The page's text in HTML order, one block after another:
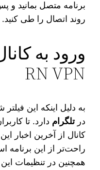
برنامه متصل بمانید و
روند اتصال را طی کنید.
ورود به
RN VPN
به دلیل اینکه این
درتلگرام دارد. تا
کانال از آخرین اخبار
راحت‌تر از این برنامه
همچنین در تنظیمات